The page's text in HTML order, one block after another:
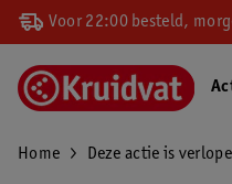
Voor 22:00 besteld,
Home Deze actie is